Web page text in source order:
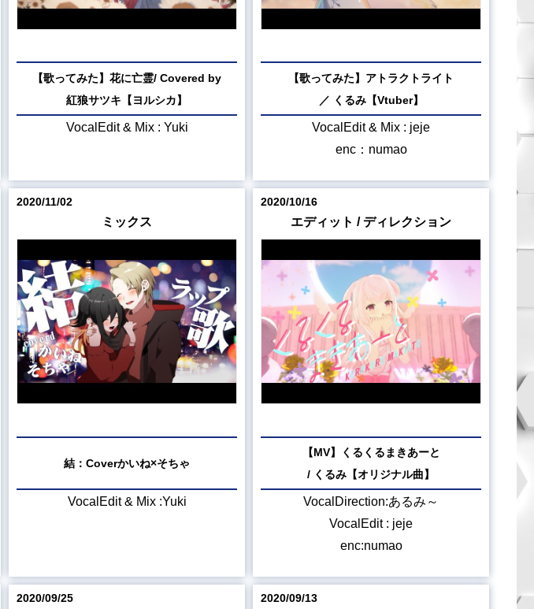
【歌ってみた】花に亡霊/ Covered by
紅狼サツキ【ヨルシカ】
VocalEdit & Mix : Yuki
【歌ってみた】アトラクトライト
／ くるみ【Vtuber】
VocalEdit & Mix : jeje
enc：numao
2020/11/02
ミックス
結：Coverかいね×そちゃ
VocalEdit & Mix :Yuki​
2020/10/16
エディット / ディレクション
【MV】くるくるまきあーと
/ くるみ【オリジナル曲】
VocalDirection:あるみ～
VocalEdit : jeje
enc:numao
2020/09/25 2020/09/13